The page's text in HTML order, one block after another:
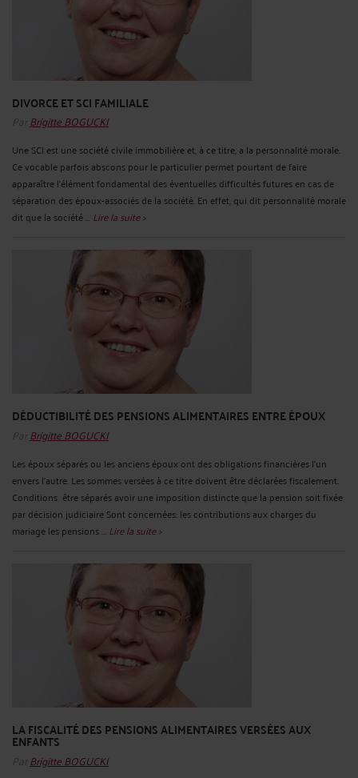
DIVORCE ET SCI FAMILIALE
Par Brigitte BOGUCKI
Une SCI est une société civile immobilière et, à ce titre, a la personnalité morale.
Ce vocable parfois abscons pour le particulier permet pourtant de faire
apparaître l’élément fondamental des éventuelles difficultés futures en cas de
séparation des époux-associés de la société. En effet, qui dit personnalité morale
dit que la société ... Lire la suite >
DÉDUCTIBILITÉ DES PENSIONS ALIMENTAIRES ENTRE ÉPOUX
Par Brigitte BOGUCKI
Les époux séparés ou les anciens époux ont des obligations financières l'un
envers l'autre. Les sommes versées à ce titre doivent être déclarées fiscalement.
Conditions être séparés avoir une imposition distincte que la pension soit fixée
par décision judiciaire Sont concernées: les contributions aux charges du
mariage les pensions ... Lire la suite >
LA FISCALITÉ DES PENSIONS ALIMENTAIRES VERSÉES AUX
ENFANTS
Par Brigitte BOGUCKI